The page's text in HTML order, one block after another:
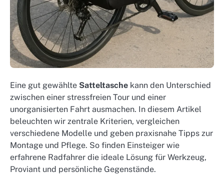
Eine gut gewählte Satteltasche kann den Unterschied
zwischen einer stressfreien Tour und einer
unorganisierten Fahrt ausmachen. In diesem Artikel
beleuchten wir zentrale Kriterien, vergleichen
verschiedene Modelle und geben praxisnahe Tipps zur
Montage und Pflege. So finden Einsteiger wie
erfahrene Radfahrer die ideale Lösung für Werkzeug,
Proviant und persönliche Gegenstände.